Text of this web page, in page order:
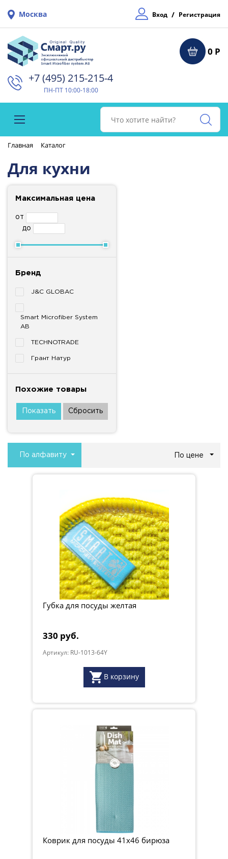
Москва Вход / Регистрация
0 Р
+7 (495) 215-215-4⁠
ПН-ПТ 10:00-18:00
Главная Каталог
Для кухни
Максимальная цена
от
до
Бренд
J&C GLOBAC
Smart Microfiber System
AB
TECHNOTRADE
Грант Натур
Похожие товары
По алфавиту По цене
Губка для посуды желтая
330 руб.
Артикул: RU-1013-64Y
В корзину
Коврик для посуды 41х46 бирюза